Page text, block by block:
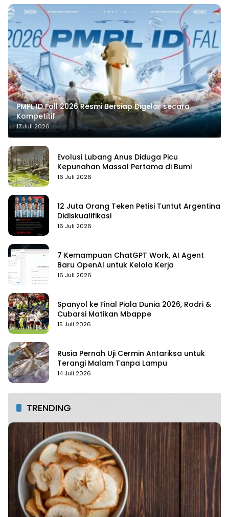
PMPL ID Fall 2026 Resmi Bersiap Digelar secara
Kompetitif
17 Juli 2026
Evolusi Lubang Anus Diduga Picu
Kepunahan Massal Pertama di Bumi
16 Juli 2026
12 Juta Orang Teken Petisi Tuntut Argentina
Didiskualifikasi
16 Juli 2026
7 Kemampuan ChatGPT Work, AI Agent
Baru OpenAI untuk Kelola Kerja
16 Juli 2026
Spanyol ke Final Piala Dunia 2026, Rodri &
Cubarsi Matikan Mbappe
15 Juli 2026
Rusia Pernah Uji Cermin Antariksa untuk
Terangi Malam Tanpa Lampu
14 Juli 2026
TRENDING